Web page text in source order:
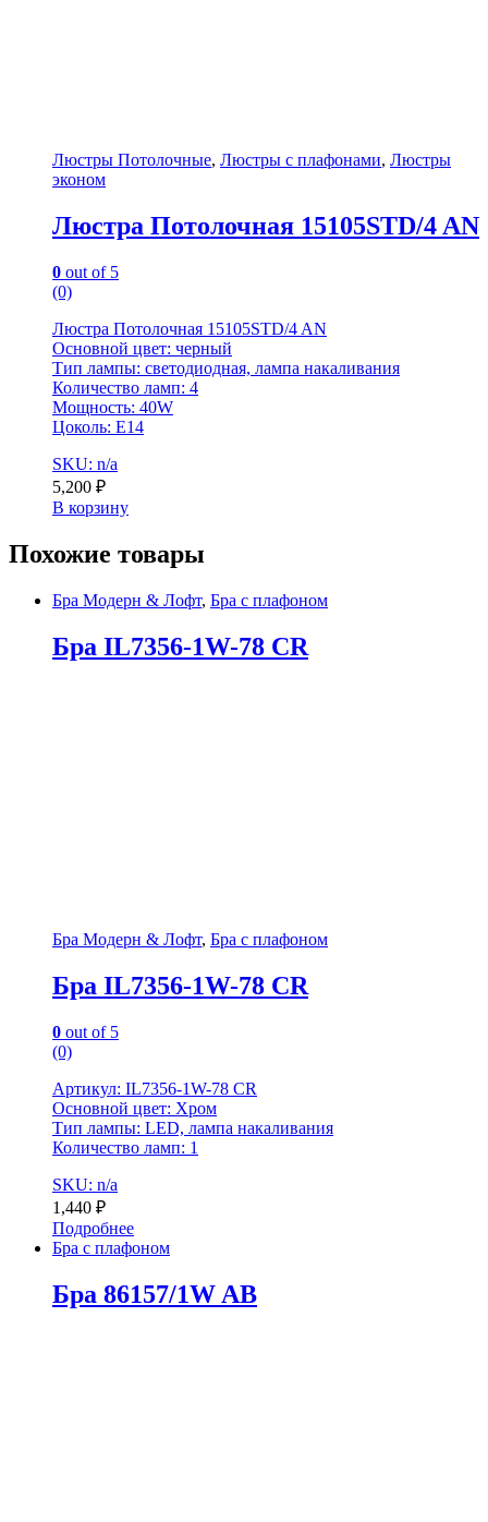
Люстры Потолочные, Люстры с плафонами, Люстры
эконом
Люстра Потолочная 15105STD/4 AN
0 out of 5
(0)
Люстра Потолочная 15105STD/4 AN
Основной цвет: черный
Тип лампы: светодиодная, лампа накаливания
Количество ламп: 4
Мощность: 40W
Цоколь: E14
SKU: n/a
5,200 ₽
В корзину
Похожие товары
Бра Модерн & Лофт, Бра с плафоном
Бра IL7356-1W-78 CR
Бра Модерн & Лофт, Бра с плафоном
Бра IL7356-1W-78 CR
0 out of 5
(0)
Артикул: IL7356-1W-78 CR
Основной цвет: Хром
Тип лампы: LED, лампа накаливания
Количество ламп: 1
SKU: n/a
1,440 ₽
Подробнее
Бра с плафоном
Бра 86157/1W AB